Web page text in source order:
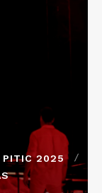
PITIC 2025